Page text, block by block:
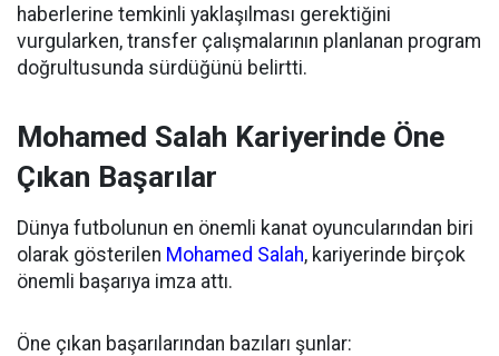
haberlerine temkinli yaklaşılması gerektiğini
vurgularken, transfer çalışmalarının planlanan program
doğrultusunda sürdüğünü belirtti.
Mohamed Salah Kariyerinde Öne
Çıkan Başarılar
Dünya futbolunun en önemli kanat oyuncularından biri
olarak gösterilen Mohamed Salah, kariyerinde birçok
önemli başarıya imza attı.
Öne çıkan başarılarından bazıları şunlar: